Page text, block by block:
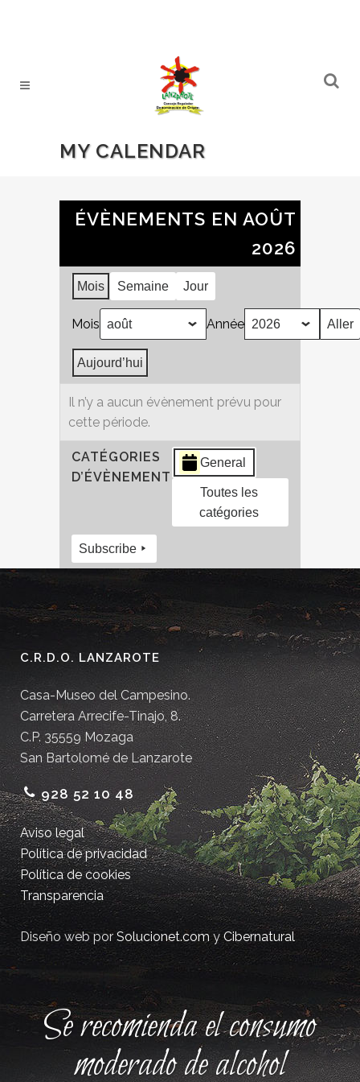
MY CALENDAR
ÉVÈNEMENTS EN AOÛT
2026
Mois Semaine Jour
Mois Année
Aujourd’hui
Il n’y a aucun évènement prévu pour
cette période.
CATÉGORIES
D’ÉVÈNEMENT
General
Toutes les
catégories
Subscribe
C.R.D.O. LANZAROTE
Casa-Museo del Campesino.
Carretera Arrecife-Tinajo, 8.
C.P. 35559 Mozaga
San Bartolomé de Lanzarote
928 52 10 48
Aviso legal
Política de privacidad
Política de cookies
Transparencia
Diseño web porSolucionet.comyCibernatural
Se recomienda el consumo
moderado de alcohol